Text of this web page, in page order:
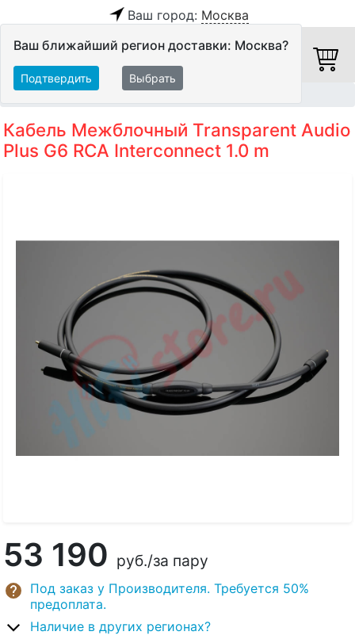
Ваш город: Москва
Ваш ближайший регион доставки: Москва?
Подтвердить Выбрать
Кабель Межблочный Transparent Audio
Plus G6 RCA Interconnect 1.0 m
53 190 руб./за пару
Под заказ у Производителя. Требуется 50%
предоплата.
Наличие в других регионах?